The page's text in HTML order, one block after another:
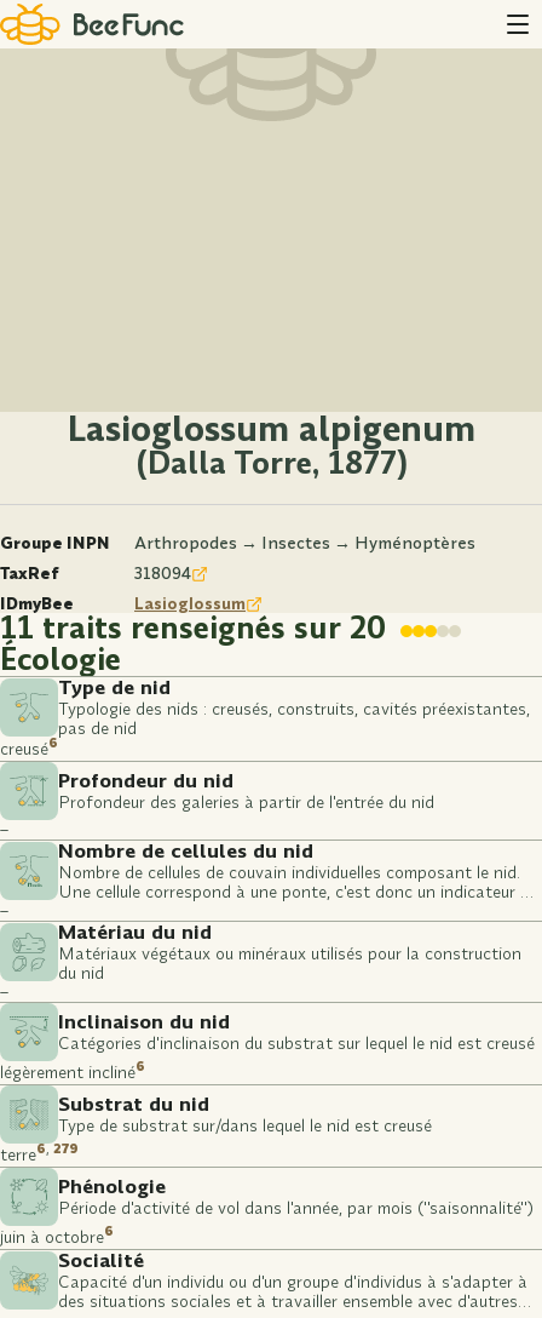
Lasioglossum alpigenum
(Dalla Torre, 1877)
Groupe INPN
Arthropodes → Insectes → Hyménoptères
TaxRef
318094
IDmyBee
Lasioglossum
11 traits renseignés sur 20
Écologie
Type de nid
Typologie des nids : creusés, construits, cavités préexistantes,
pas de nid
creusé6
Profondeur du nid
Profondeur des galeries à partir de l'entrée du nid
–
Nombre de cellules du nid
Nombre de cellules de couvain individuelles composant le nid.
Une cellule correspond à une ponte, c'est donc un indicateur du
–
Matériau du nid
Matériaux végétaux ou minéraux utilisés pour la construction
du nid
–
Inclinaison du nid
Catégories d'inclinaison du substrat sur lequel le nid est creusé
légèrement incliné6
Substrat du nid
Type de substrat sur/dans lequel le nid est creusé
terre6,279
Phénologie
Période d'activité de vol dans l'année, par mois ("saisonnalité")
juin à octobre6
Socialité
Capacité d'un individu ou d'un groupe d'individus à s'adapter à
des situations sociales et à travailler ensemble avec d'autres